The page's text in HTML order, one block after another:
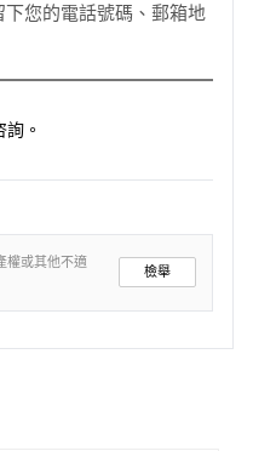
您的電話號碼、郵箱地
詢。
權或其他不適
檢舉